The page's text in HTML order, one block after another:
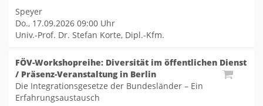
Speyer
Do., 17.09.2026 09:00 Uhr
Univ.-Prof. Dr. Stefan Korte, Dipl.-Kfm.
FÖV-Workshopreihe: Diversität im öffentlichen Dienst
/ Präsenz-Veranstaltung in Berlin
Die Integrationsgesetze der Bundesländer – Ein
Erfahrungsaustausch